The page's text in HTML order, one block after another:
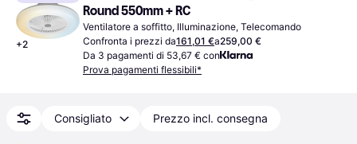
+2
Round 550mm + RC
Ventilatore a soffitto, Illuminazione, Telecomando
Confronta i prezzi da161,01 €a259,00 €
Da 3 pagamenti di 53,67 € con
Prova pagamenti flessibili*
Consigliato Prezzo incl. consegna